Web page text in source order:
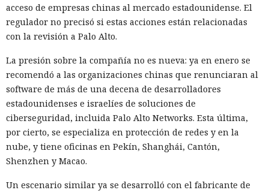
acceso de empresas chinas al mercado estadounidense. El
regulador no precisó si estas acciones están relacionadas
con la revisión a Palo Alto.
La presión sobre la compañía no es nueva: ya en enero se
recomendó a las organizaciones chinas que renunciaran al
software de más de una decena de desarrolladores
estadounidenses e israelíes de soluciones de
ciberseguridad, incluida Palo Alto Networks. Esta última,
por cierto, se especializa en protección de redes y en la
nube, y tiene oficinas en Pekín, Shanghái, Cantón,
Shenzhen y Macao.
Un escenario similar ya se desarrolló con el fabricante de